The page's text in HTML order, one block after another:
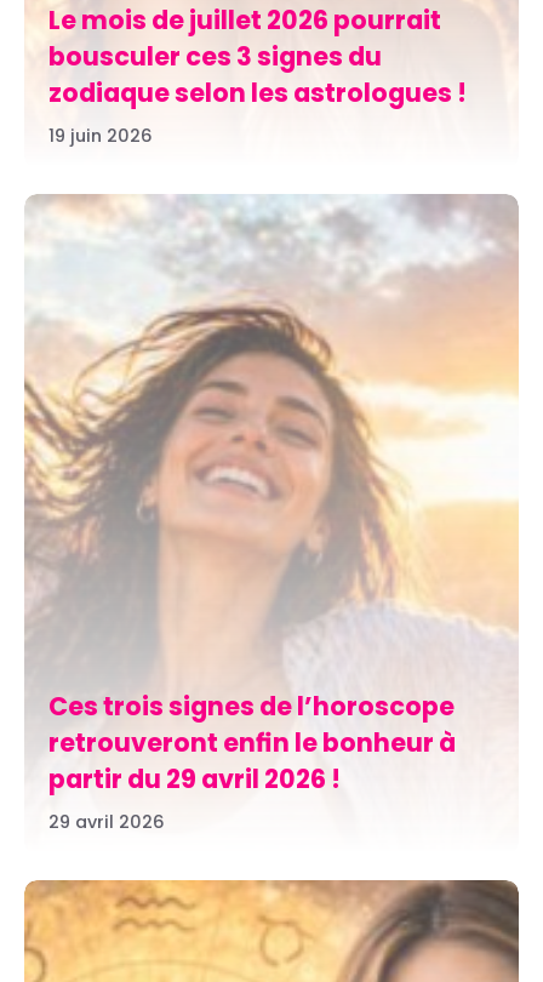
Le mois de juillet 2026 pourrait
bousculer ces 3 signes du
zodiaque selon les astrologues !
19 juin 2026
Ces trois signes de l’horoscope
retrouveront enfin le bonheur à
partir du 29 avril 2026 !
29 avril 2026